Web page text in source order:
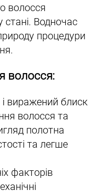
волосся
Водночас
процедури
волосся:
виражений блиск
волосся та
полотна
та легше
факторів